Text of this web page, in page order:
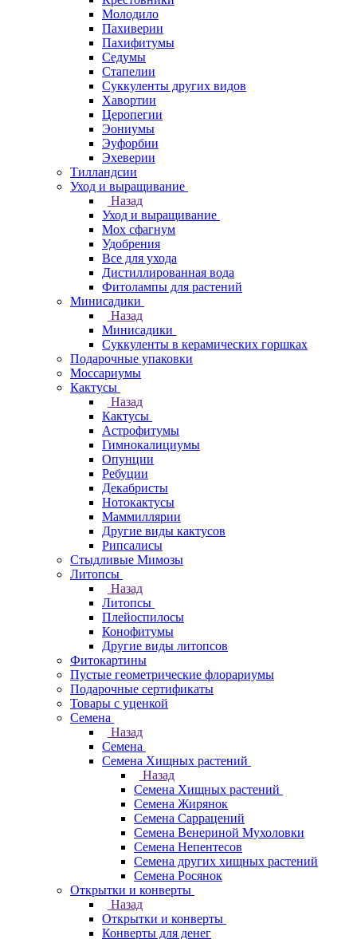
Молодило
Пахиверии
Пахифитумы
Седумы
Стапелии
Суккуленты других видов
Хавортии
Церопегии
Эониумы
Эуфорбии
Эхеверии
Тилландсии
Уход и выращивание
Назад
Уход и выращивание
Мох сфагнум
Удобрения
Все для ухода
Дистиллированная вода
Фитолампы для растений
Минисадики
Назад
Минисадики
Суккуленты в керамических горшках
Подарочные упаковки
Моссариумы
Кактусы
Назад
Кактусы
Астрофитумы
Гимнокалициумы
Опунции
Ребуции
Декабристы
Нотокактусы
Маммиллярии
Другие виды кактусов
Рипсалисы
Стыдливые Мимозы
Литопсы
Назад
Литопсы
Плейоспилосы
Конофитумы
Другие виды литопсов
Фитокартины
Пустые геометрические флорариумы
Подарочные сертификаты
Товары с уценкой
Семена
Назад
Семена
Семена Хищных растений
Назад
Семена Хищных растений
Семена Жирянок
Семена Саррацений
Семена Венериной Мухоловки
Семена Непентесов
Семена других хищных растений
Семена Росянок
Открытки и конверты
Назад
Открытки и конверты
Конверты для денег